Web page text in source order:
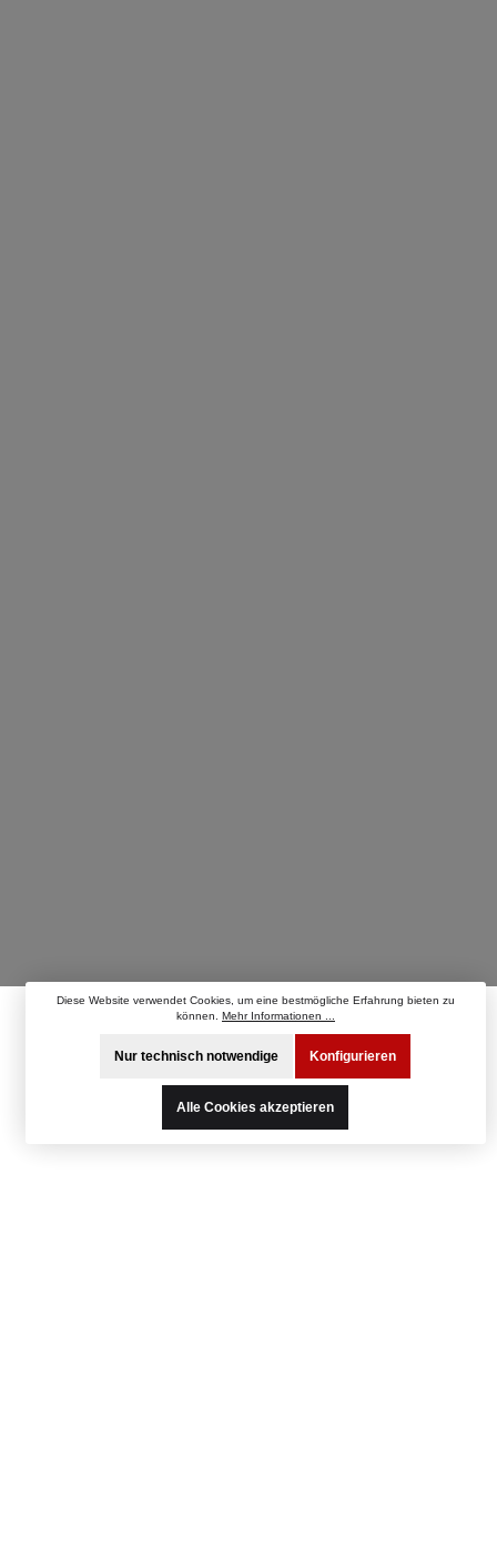
Diese Website verwendet Cookies, um eine bestmögliche Erfahrung bieten zu
können. Mehr Informationen ...
Nur technisch notwendige Konfigurieren
Alle Cookies akzeptieren